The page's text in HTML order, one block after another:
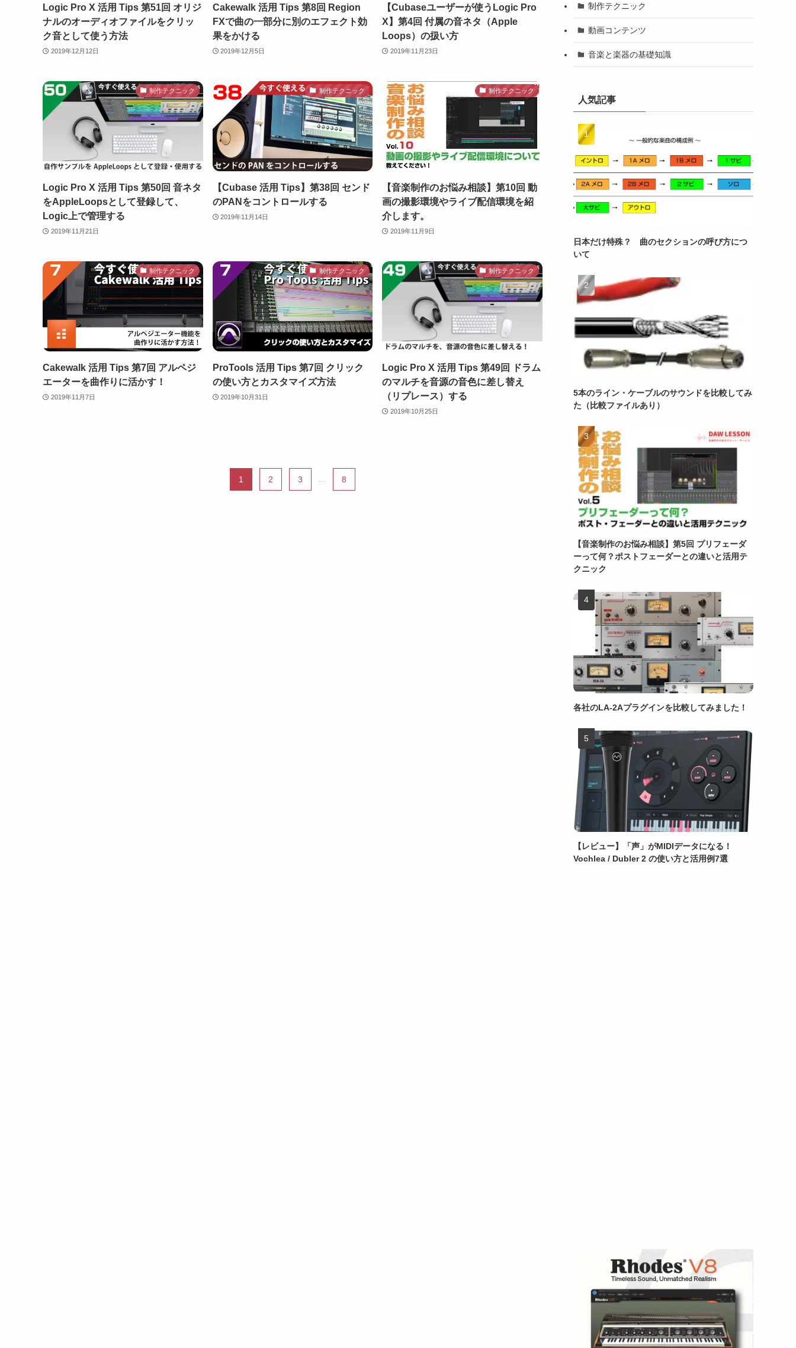
Logic Pro X 活用 Tips 第51回 オリジ
ナルのオーディオファイルをクリッ
ク音として使う方法
2019年12月12日
Cakewalk 活用 Tips 第8回 Region
FXで曲の一部分に別のエフェクト効
果をかける
2019年12月5日
【Cubaseユーザーが使うLogic Pro
X】第4回 付属の音ネタ（Apple
Loops）の扱い方
2019年11月23日
制作テクニック
Logic Pro X 活用 Tips 第50回 音ネタ
をAppleLoopsとして登録して、
Logic上で管理する
2019年11月21日
制作テクニック
【Cubase 活用 Tips】第38回 センド
のPANをコントロールする
2019年11月14日
制作テクニック
【音楽制作のお悩み相談】第10回 動
画の撮影環境やライブ配信環境を紹
介します。
2019年11月9日
制作テクニック
Cakewalk 活用 Tips 第7回 アルペジ
エーターを曲作りに活かす！
2019年11月7日
制作テクニック
ProTools 活用 Tips 第7回 クリック
の使い方とカスタマイズ方法
2019年10月31日
制作テクニック
Logic Pro X 活用 Tips 第49回 ドラム
のマルチを音源の音色に差し替え
（リプレース）する
2019年10月25日
1 2 3 8
制作テクニック
動画コンテンツ
音楽と楽器の基礎知識
人気記事
日本だけ特殊？ 曲のセクションの呼び方につ
いて
5本のライン・ケーブルのサウンドを比較してみ
た（比較ファイルあり）
【音楽制作のお悩み相談】第5回 プリフェーダ
ーって何？ポストフェーダーとの違いと活用テ
クニック
各社のLA-2Aプラグインを比較してみました！
【レビュー】「声」がMIDIデータになる！
Vochlea / Dubler 2 の使い方と活用例7選